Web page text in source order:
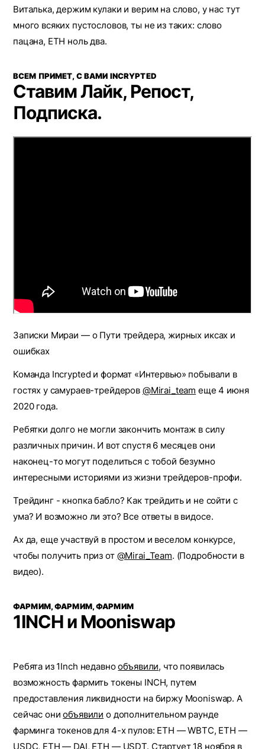
Виталька, держим кулаки и верим на слово, у нас тут
много всяких пустословов, ты не из таких: слово
пацана, ETH ноль два.
ВСЕМ ПРИМЕТ, С ВАМИ INCRYPTED
Ставим Лайк, Репост,
Подписка.
Записки Мираи — о Пути трейдера, жирных иксах и
ошибках
Команда Incrypted и формат «Интервью» побывали в
гостях у самураев-трейдеров @Mirai_team еще 4 июня
2020 года.
Ребятки долго не могли закончить монтаж в силу
различных причин. И вот спустя 6 месяцев они
наконец-то могут поделиться с тобой безумно
интересными историями из жизни трейдеров-профи.
Трейдинг - кнопка бабло? Как трейдить и не сойти с
ума? И возможно ли это? Все ответы в видосе.
Ах да, еще участвуй в простом и веселом конкурсе,
чтобы получить приз от @Mirai_Team. (Подробности в
видео).
ФАРМИМ, ФАРМИМ, ФАРМИМ
1INCH и Mooniswap
Ребята из 1Inch недавнообъявили, что появилась
возможность фармить токены INCH, путем
предоставления ликвидности на биржу Mooniswap. А
сейчас ониобъявили о дополнительном раунде
фарминга токенов для 4-х пулов: ETH — WBTC, ETH —
USDC, ETH — DAI, ETH — USDT. Стартует 18 ноября в